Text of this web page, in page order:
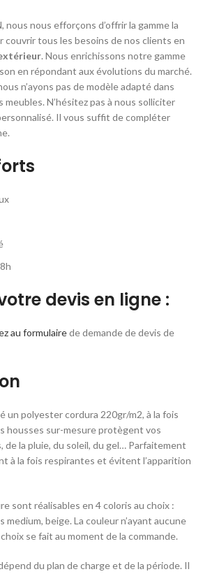
nous nous efforçons d’offrir la gamme la
couvrir tous les besoins de nos clients en
. Nous enrichissons notre gamme
en répondant aux évolutions du marché.
n’ayons pas de modèle adapté dans
N’hésitez pas à nous solliciter
Il vous suffit de compléter
devis en ligne :
au formulairede demande de devis de
un polyester cordura 220gr/m2, à la fois
housses sur-mesure protègent vos
de la pluie, du soleil, du gel… Parfaitement
à la fois respirantes et évitent l’apparition
sont réalisables en 4 coloris au choix :
medium, beige. La couleur n’ayant aucune
se fait au moment de la commande.
du plan de charge et de la période. Il